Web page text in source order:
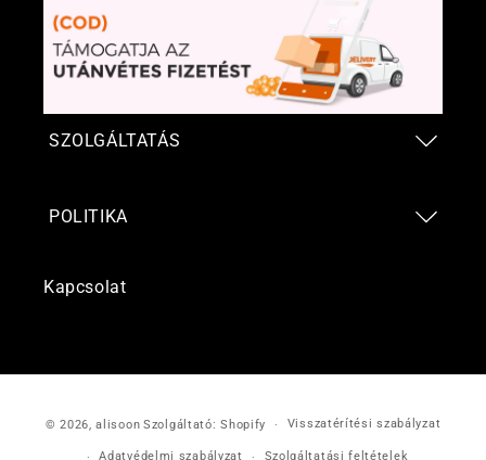
SZOLGÁLTATÁS
POLITIKA
Kapcsolat
módok
© 2026,alisoon Szolgáltató: Shopify Visszatérítési szabályzat
Adatvédelmi szabályzat Szolgáltatási feltételek